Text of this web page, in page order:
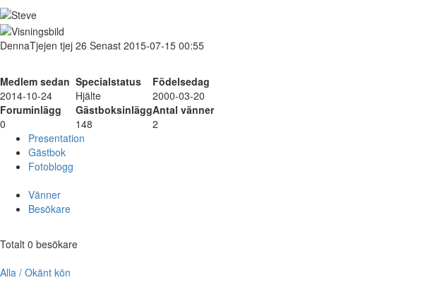
DennaTjejen tjej 26 Senast 2015-07-15 00:55
Medlem sedan Specialstatus
Födelsedag
2014-10-24
Hjälte
2000-03-20
Foruminlägg
GästboksinläggAntal vänner
0
148
2
Presentation
Gästbok
Fotoblogg
Vänner
Besökare
Totalt 0 besökare
Alla / Okänt kön